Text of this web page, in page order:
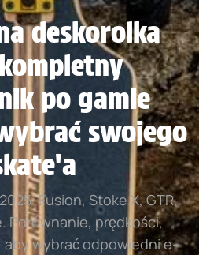
deskorolka
po gamie
swojego
Fusion, Stoke X, GTR,
Porównanie, prędkości,
wybrać odpowiedni e-